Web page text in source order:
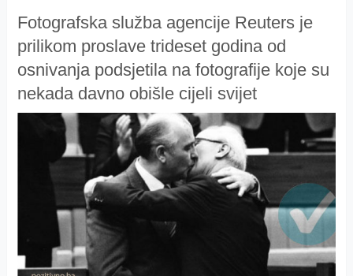
Fotografska služba agencije Reuters je
prilikom proslave trideset godina od
osnivanja podsjetila na fotografije koje su
nekada davno obišle cijeli svijet